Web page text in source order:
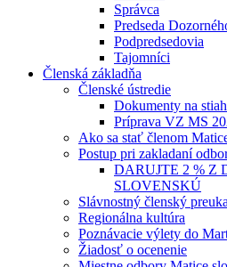
Správca
Predseda
Podpredsedovia
Tajomníci
Členská základňa
Členské ústredie
Dokumenty na
Príprava VZ MS
Ako sa stať členom
Postup pri zakladaní
DARUJTE 2 % Z
SLOVENSKÚ
Slávnostný členský
Regionálna kultúra
Poznávacie výlety do
Žiadosť o ocenenie